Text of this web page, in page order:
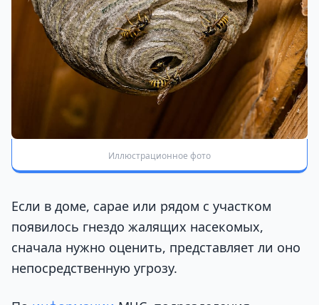
Иллюстрационное фото
Если в доме, сарае или рядом с участком
появилось гнездо жалящих насекомых,
сначала нужно оценить, представляет ли оно
непосредственную угрозу.